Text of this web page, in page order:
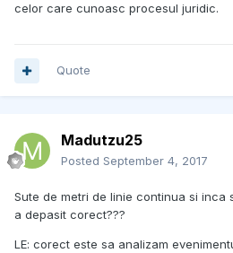
celor care cunoasc procesul juridic.
Quote
Madutzu25
Posted September 4, 2017
Sute de metri de linie continua si inca
a depasit corect???
LE: corect este sa analizam